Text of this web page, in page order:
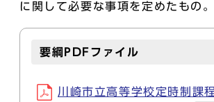
に関して必要な事項を定めたもの。
要綱PDFファイル
川崎市立高等学校定時制課